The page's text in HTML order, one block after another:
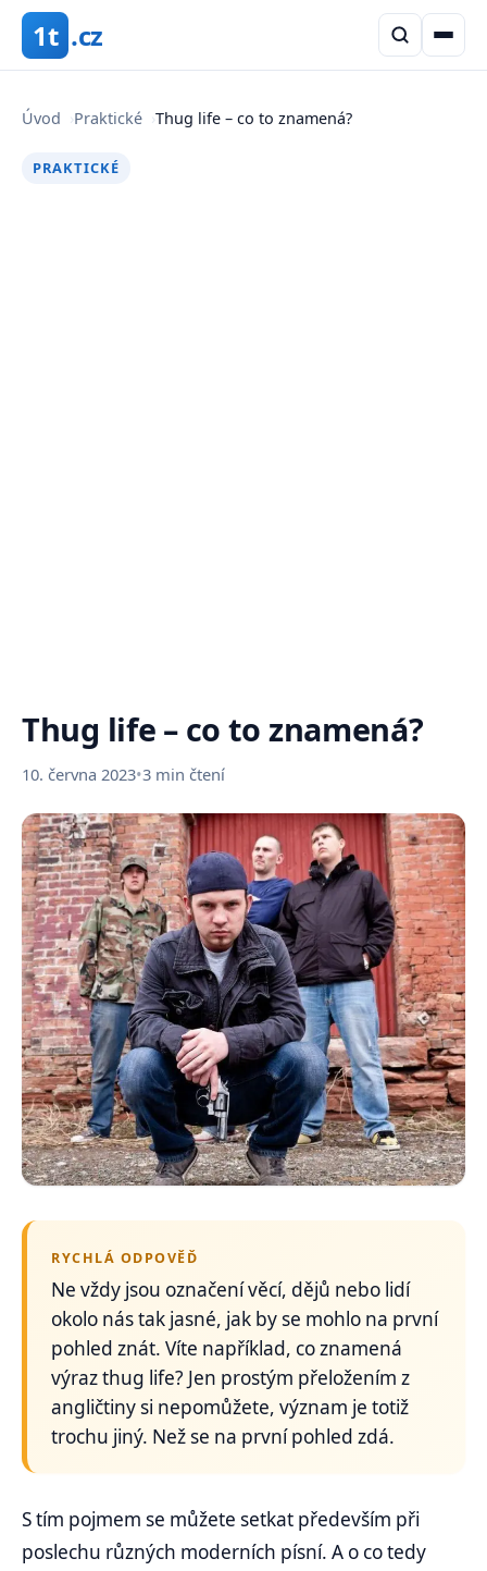
1t .cz
Úvod ›Praktické ›Thug life – co to znamená?
PRAKTICKÉ
Thug life – co to znamená?
10. června 2023•3 min čtení
RYCHLÁ ODPOVĚĎ
Ne vždy jsou označení věcí, dějů nebo lidí
okolo nás tak jasné, jak by se mohlo na první
pohled znát. Víte například, co znamená
výraz thug life? Jen prostým přeložením z
angličtiny si nepomůžete, význam je totiž
trochu jiný. Než se na první pohled zdá.
S tím pojmem se můžete setkat především při
poslechu různých moderních písní. A o co tedy